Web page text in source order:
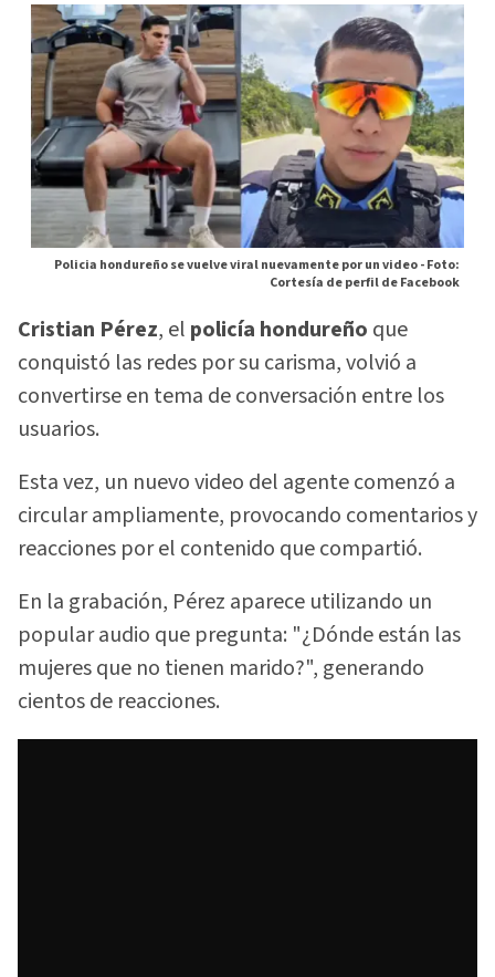
Policia hondureño se vuelve viral nuevamente por un video -Foto:
Cortesía de perfil de Facebook
Cristian Pérez, el policía hondureño que
conquistó las redes por su carisma, volvió a
convertirse en tema de conversación entre los
usuarios.
Esta vez, un nuevo video del agente comenzó a
circular ampliamente, provocando comentarios y
reacciones por el contenido que compartió.
En la grabación, Pérez aparece utilizando un
popular audio que pregunta: "¿Dónde están las
mujeres que no tienen marido?", generando
cientos de reacciones.